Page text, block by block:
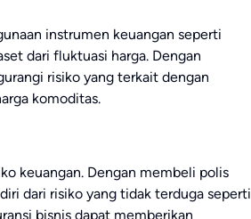
instrumen keuangan seperti
dari fluktuasi harga. Dengan
risiko yang terkait dengan
komoditas.
keuangan. Dengan membeli polis
dari risiko yang tidak terduga seperti
bisnis dapat memberikan